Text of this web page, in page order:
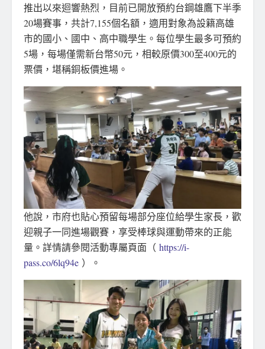
推出以來迴響熱烈，目前已開放預約台鋼雄鷹下半季
20場賽事，共計7,155個名額，適用對象為設籍高雄
市的國小、國中、高中職學生。每位學生最多可預約
5場，每場僅需新台幣50元，相較原價300至400元的
票價，堪稱銅板價進場。
他說，市府也貼心預留每場部分座位給學生家長，歡
迎親子一同進場觀賽，享受棒球與運動帶來的正能
量。詳情請參閱活動專屬頁面（ https://i-
pass.co/6lq94e ）。